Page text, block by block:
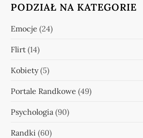
PODZIAŁ NA KATEGORIE
Emocje (24)
Flirt (14)
Kobiety(5)
Portale Randkowe (49)
Psychologia (90)
Randki (60)